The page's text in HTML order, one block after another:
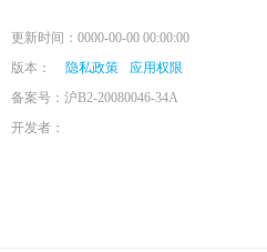
更新时间：0000-00-00 00:00:00
版本：
隐私政策
应用权限
备案号：沪B2-20080046-34A
开发者：